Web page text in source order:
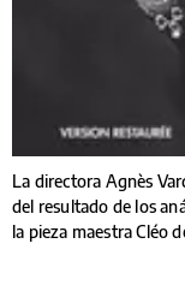
La directora Agnès
del resultado de los
la pieza maestra Cléo